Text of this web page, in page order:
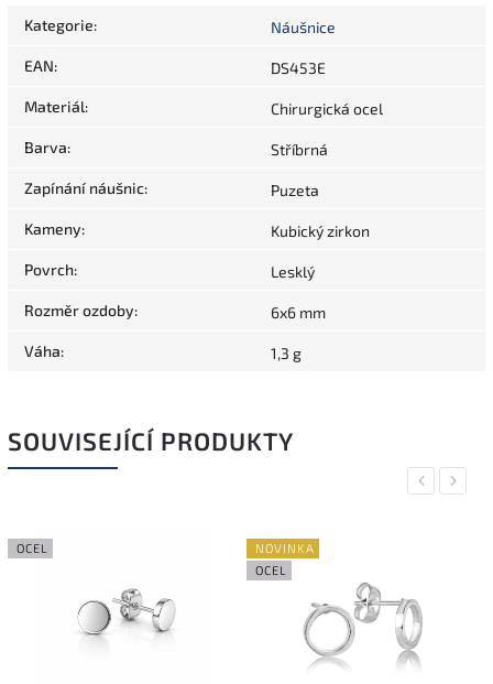
Kategorie: Náušnice
EAN: DS453E
Materiál: Chirurgická ocel
Barva: Stříbrná
Zapínání náušnic: Puzeta
Kameny: Kubický zirkon
Povrch: Lesklý
Rozměr ozdoby: 6x6 mm
Váha: 1,3 g
SOUVISEJÍCÍ PRODUKTY
Previous
OCEL
NOVINKA
OCEL
Next